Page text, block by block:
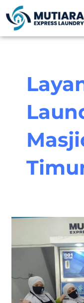
to
content
Menggunakan
Laundry
Masjid
Surabaya